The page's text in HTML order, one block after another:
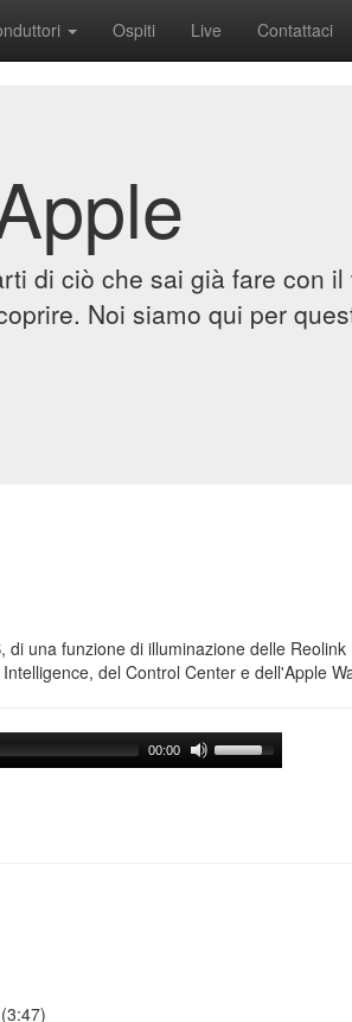
Ospiti Live Contattaci
di ciò che sai già fare con
Noi siamo qui per
di una funzione di illuminazione delle
del Control Center e dell'Apple
00:00
(3:47)